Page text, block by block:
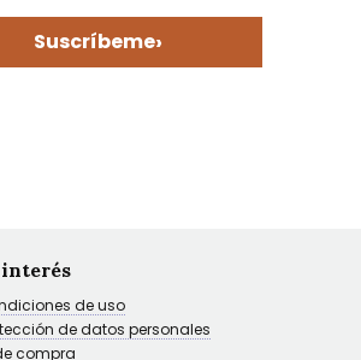
Suscríbeme›
interés
de uso
de datos personales
compra